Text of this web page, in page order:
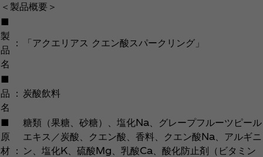
＜製品概要＞
■
製
品
名
： 「アクエリアス クエン酸スパークリング」
■
品
名
： 炭酸飲料
■
原
材 ：
糖類（果糖、砂糖）、塩化Na、グレープフルーツピール
エキス／炭酸、クエン酸、香料、クエン酸Na、アルギニ
ン、塩化K、硫酸Mg、乳酸Ca、酸化防止剤（ビタミン